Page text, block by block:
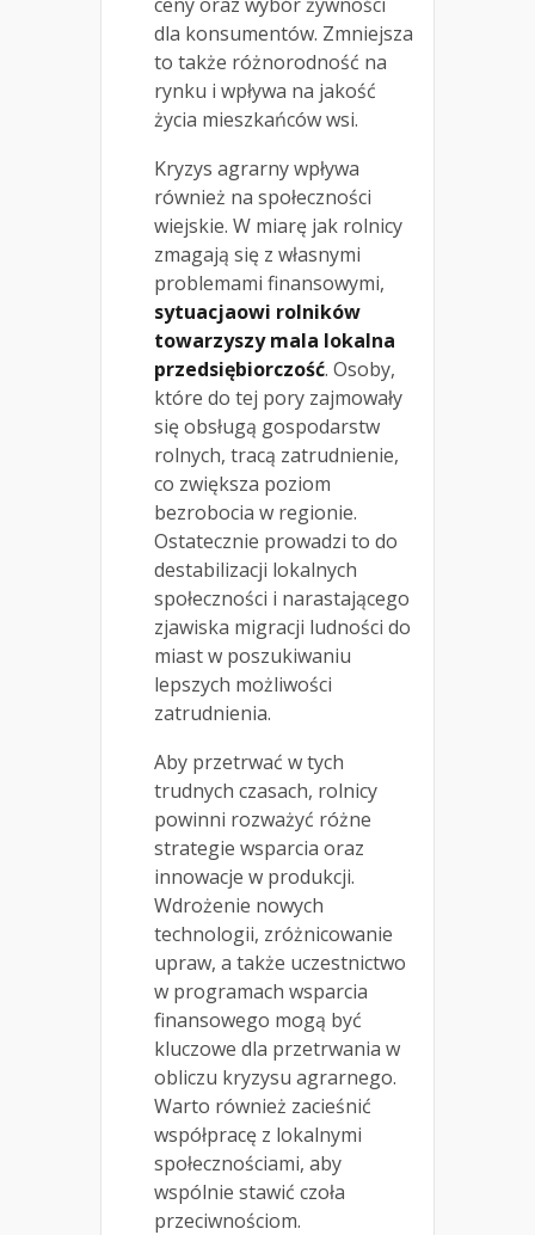
dla konsumentów. Zmniejsza
to także różnorodność na
rynku i wpływa na jakość
życia mieszkańców wsi.
Kryzys agrarny wpływa
również na społeczności
wiejskie. W miarę jak rolnicy
zmagają się z własnymi
problemami finansowymi,
sytuacjaowi rolników
towarzyszy mala lokalna
przedsiębiorczość. Osoby,
które do tej pory zajmowały
się obsługą gospodarstw
rolnych, tracą zatrudnienie,
co zwiększa poziom
bezrobocia w regionie.
Ostatecznie prowadzi to do
destabilizacji lokalnych
społeczności i narastającego
zjawiska migracji ludności do
miast w poszukiwaniu
lepszych możliwości
zatrudnienia.
Aby przetrwać w tych
trudnych czasach, rolnicy
powinni rozważyć różne
strategie wsparcia oraz
innowacje w produkcji.
Wdrożenie nowych
technologii, zróżnicowanie
upraw, a także uczestnictwo
w programach wsparcia
finansowego mogą być
kluczowe dla przetrwania w
obliczu kryzysu agrarnego.
Warto również zacieśnić
współpracę z lokalnymi
społecznościami, aby
wspólnie stawić czoła
przeciwnościom.